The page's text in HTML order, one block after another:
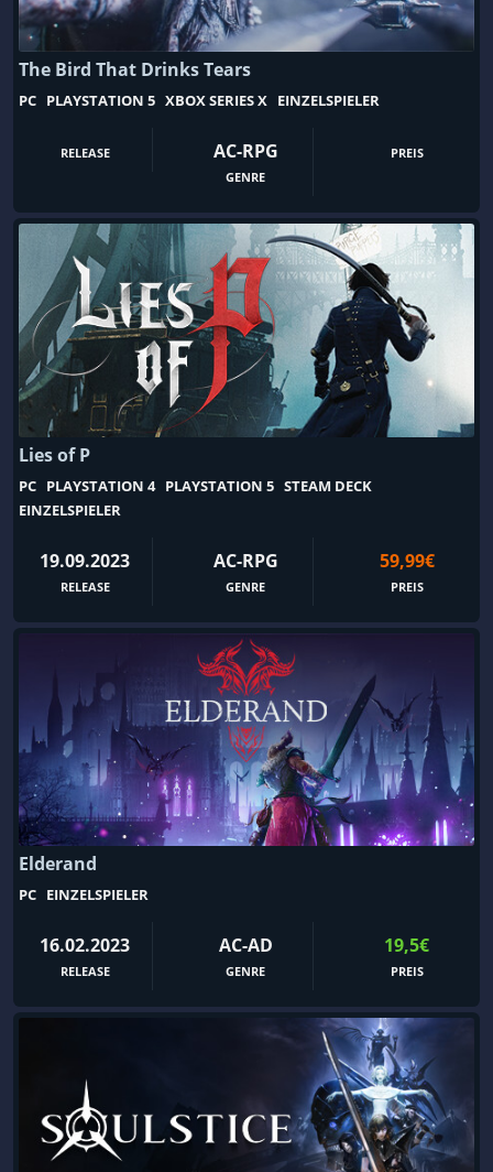
Basenbau
Basketball
Battle Royale
Bausimulation
Beat ’em up
Boomer-Shooter
Böswilliger Protagonist
Boxen
Brettspiel
Browsergame
Building
C64
Card Battler
Casual
Charakterbasiertes Actionspiel
Charakterentwicklung
Comic-Stil
Cyberpunk
Dämonen
Dark Fantasy-Rollenspiel
Dark Humor
Design & Illustration
Dinosaurier
Diplomatie
DLC
Doom-Like
Drachen
Drama
DSA
Dungeon
DungeonCrawler
Dungeons & Dragons
Dystopie
Echtzeit-Strategie
Echtzeittaktik
Ego-Shooter
Egoperspektive
Einzigartig
Elektronische Musik
Emotional
Entdeckungsreisen
Entspannung
Episch
The Bird That Drinks Tears
PC PLAYSTATION 5 XBOX SERIES X EINZELSPIELER
RELEASE AC-RPG
GENRE
PREIS
Lies of P
PC PLAYSTATION 4 PLAYSTATION 5 STEAM DECK
EINZELSPIELER
19.09.2023
RELEASE
AC-RPG
GENRE
59,99€
PREIS
Elderand
PC EINZELSPIELER
16.02.2023
RELEASE
AC-AD
GENRE
19,5€
PREIS